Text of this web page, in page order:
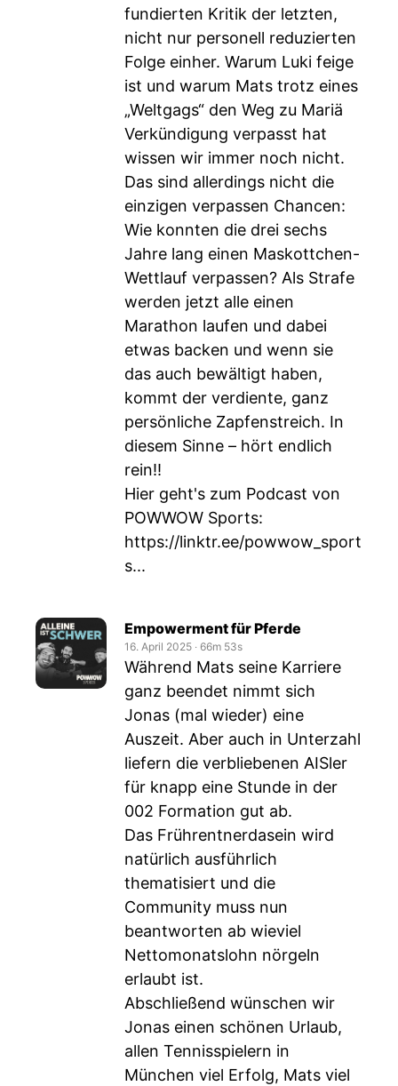
fundierten Kritik der letzten,
nicht nur personell reduzierten
Folge einher. Warum Luki feige
ist und warum Mats trotz eines
„Weltgags“ den Weg zu Mariä
Verkündigung verpasst hat
wissen wir immer noch nicht.
Das sind allerdings nicht die
einzigen verpassen Chancen:
Wie konnten die drei sechs
Jahre lang einen Maskottchen-
Wettlauf verpassen? Als Strafe
werden jetzt alle einen
Marathon laufen und dabei
etwas backen und wenn sie
das auch bewältigt haben,
kommt der verdiente, ganz
persönliche Zapfenstreich. In
diesem Sinne – hört endlich
rein!!
Hier geht's zum Podcast von
POWWOW Sports:
https://linktr.ee/powwow_sport
s...
Empowerment für Pferde
16. April 2025 ‧ 66m 53s
Während Mats seine Karriere
ganz beendet nimmt sich
Jonas (mal wieder) eine
Auszeit. Aber auch in Unterzahl
liefern die verbliebenen AISler
für knapp eine Stunde in der
002 Formation gut ab.
Das Frührentnerdasein wird
natürlich ausführlich
thematisiert und die
Community muss nun
beantworten ab wieviel
Nettomonatslohn nörgeln
erlaubt ist.
Abschließend wünschen wir
Jonas einen schönen Urlaub,
allen Tennisspielern in
München viel Erfolg, Mats viel